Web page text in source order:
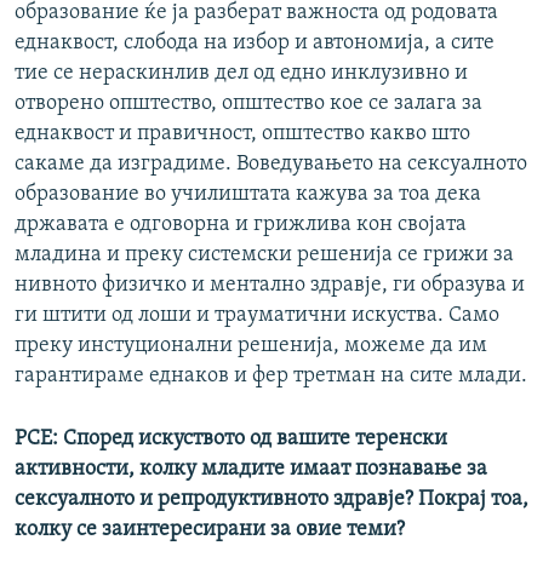
образование ќе ја разберат важноста од родовата
еднаквост, слобода на избор и автономија, а сите
тие се нераскинлив дел од едно инклузивно и
отворено општество, општество кое се залага за
еднаквост и правичност, општество какво што
сакаме да изградиме. Воведувањето на сексуалното
образование во училиштата кажува за тоа дека
државата е одговорна и грижлива кон својата
младина и преку системски решенија се грижи за
нивното физичко и ментално здравје, ги образува и
ги штити од лоши и трауматични искуства. Само
преку инстуционални решенија, можеме да им
гарантираме еднаков и фер третман на сите млади.
РСЕ: Според искуството од вашите теренски
активности, колку младите имаат познавање за
сексуалното и репродуктивното здравје? Покрај тоа,
колку се заинтересирани за овие теми?